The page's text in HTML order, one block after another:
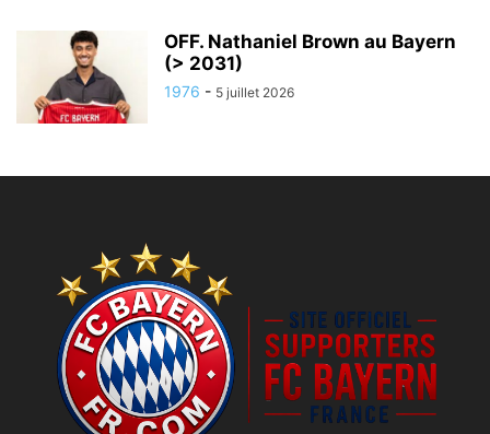
OFF. Nathaniel Brown au Bayern
(> 2031)
1976 - 5 juillet 2026